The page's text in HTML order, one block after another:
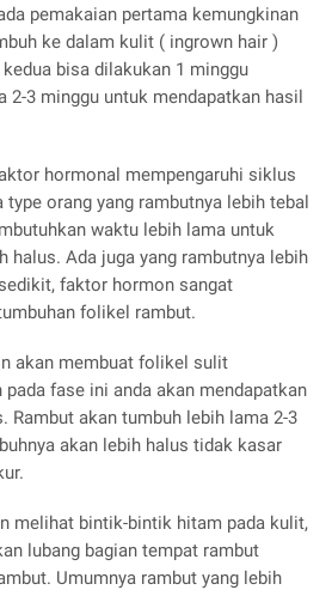
pemakaian pertama kemungkinan
ke dalam kulit ( ingrown hair )
bisa dilakukan 1 minggu
2-3 minggu untuk mendapatkan hasil
hormonal mempengaruhi siklus
type orang yang rambutnya lebih tebal
waktu lebih lama untuk
halus. Ada juga yang rambutnya lebih
faktor hormon sangat
folikel rambut.
akan membuat folikel sulit
pada fase ini anda akan mendapatkan
Rambut akan tumbuh lebih lama 2-3
akan lebih halus tidak kasar
melihat bintik-bintik hitam pada kulit,
lubang bagian tempat rambut
Umumnya rambut yang lebih